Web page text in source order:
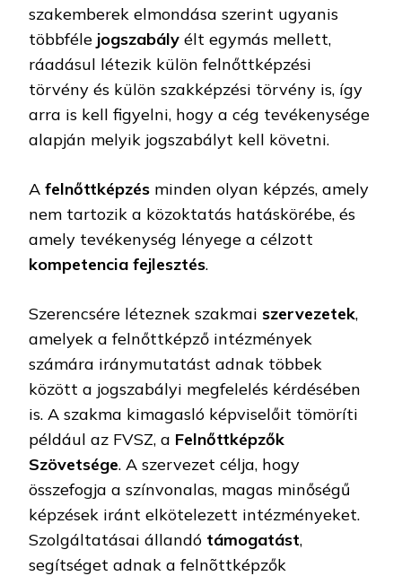
szakemberek elmondása szerint ugyanis
többféle jogszabály élt egymás mellett,
ráadásul létezik külön felnőttképzési
törvény és külön szakképzési törvény is, így
arra is kell figyelni, hogy a cég tevékenysége
alapján melyik jogszabályt kell követni.
A felnőttképzés minden olyan képzés, amely
nem tartozik a közoktatás hatáskörébe, és
amely tevékenység lényege a célzott
kompetencia fejlesztés.
Szerencsére léteznek szakmai szervezetek,
amelyek a felnőttképző intézmények
számára iránymutatást adnak többek
között a jogszabályi megfelelés kérdésében
is. A szakma kimagasló képviselőit tömöríti
például az FVSZ, a Felnőttképzők
Szövetsége. A szervezet célja, hogy
összefogja a színvonalas, magas minőségű
képzések iránt elkötelezett intézményeket.
Szolgáltatásai állandó támogatást,
segítséget adnak a felnõttképzők